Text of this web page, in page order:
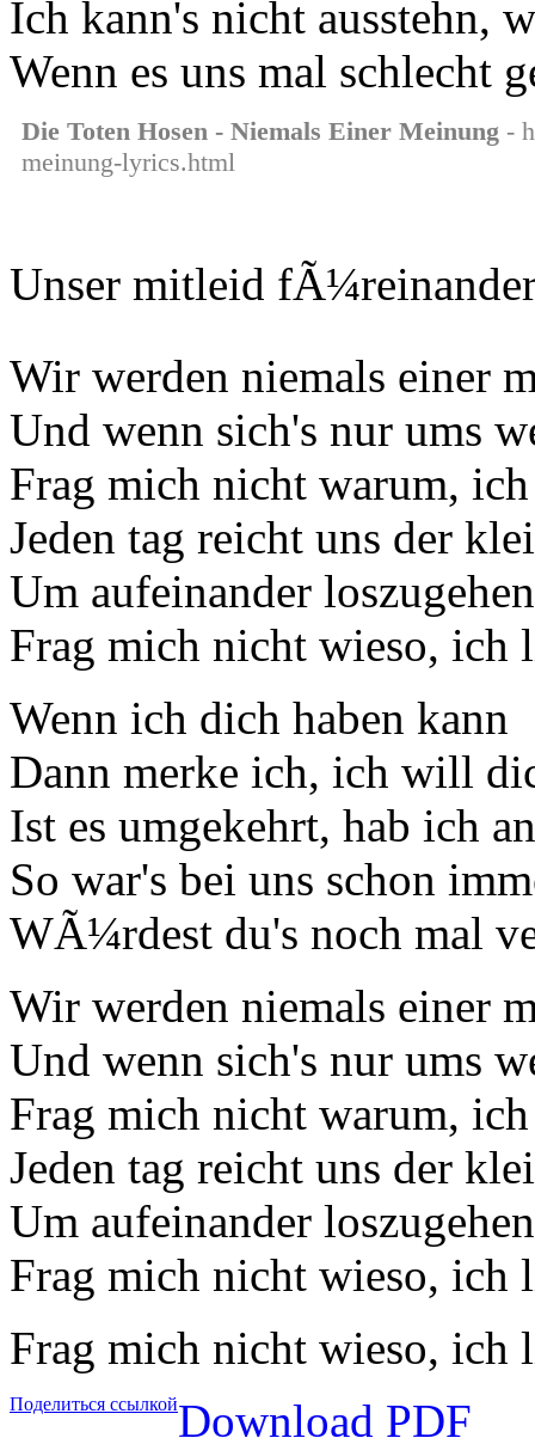
Ich kann's nicht ausstehn,
Wenn es uns mal schlecht
Die Toten Hosen - Niemals Einer Meinung -
meinung-lyrics.html
Unser mitleid
Wir werden niemals einer
Und wenn sich's nur ums
Frag mich nicht warum,
Jeden tag reicht uns der
Um aufeinander loszugehen
Frag mich nicht wieso, ich
Wenn ich dich haben kann
Dann merke ich, ich will
Ist es umgekehrt, hab ich
So war's bei uns schon
WÃ¼rdest du's noch mal
Wir werden niemals einer
Und wenn sich's nur ums
Frag mich nicht warum,
Jeden tag reicht uns der
Um aufeinander loszugehen
Frag mich nicht wieso, ich
Frag mich nicht wieso, ich
Поделиться ссылкойDownload PDF